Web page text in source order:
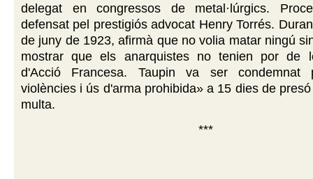
delegat en congressos de metal·lúrgics.
defensat pel prestigiós advocat Henry Torrés.
de juny de 1923, afirmà que no volia matar ningú
mostrar que els anarquistes no tenien por de
d'Acció Francesa. Taupin va ser condemnat
violències i ús d'arma prohibida» a 15 dies de
multa.
***